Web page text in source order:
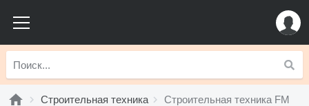
Строительная техника Строительная техника FM